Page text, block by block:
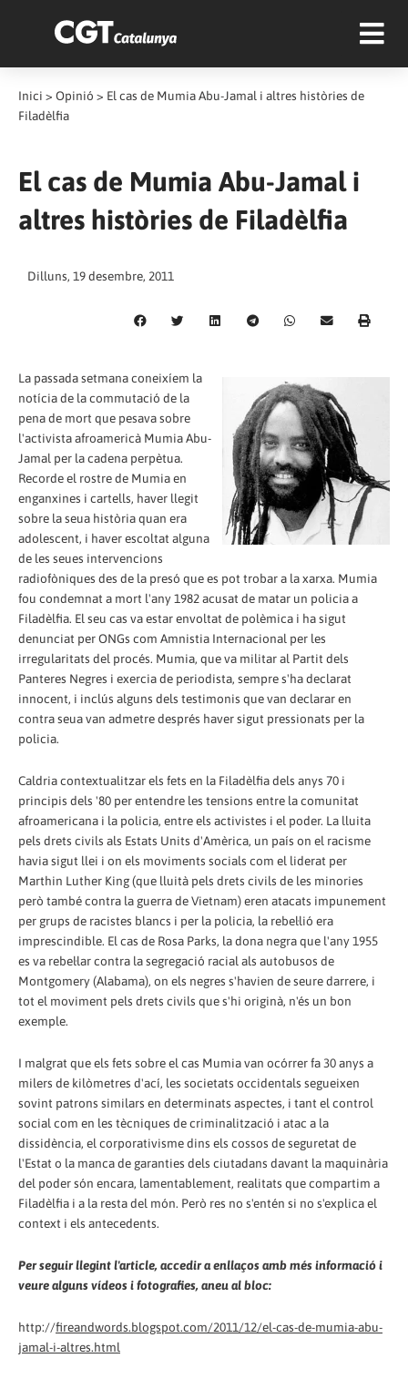
Inici > Opinió > El cas de Mumia Abu-Jamal i altres històries de
Filadèlfia
El cas de Mumia Abu-Jamal i
altres històries de Filadèlfia
Dilluns, 19 desembre, 2011
La passada setmana coneixíem la
notícia de la commutació de la
pena de mort que pesava sobre
l'activista afroamericà Mumia Abu-
Jamal per la cadena perpètua.
Recorde el rostre de Mumia en
enganxines i cartells, haver llegit
sobre la seua història quan era
adolescent, i haver escoltat alguna
de les seues intervencions
radiofòniques des de la presó que es pot trobar a la xarxa. Mumia
fou condemnat a mort l'any 1982 acusat de matar un policia a
Filadèlfia. El seu cas va estar envoltat de polèmica i ha sigut
denunciat per ONGs com Amnistia Internacional per les
irregularitats del procés. Mumia, que va militar al Partit dels
Panteres Negres i exercia de periodista, sempre s'ha declarat
innocent, i inclús alguns dels testimonis que van declarar en
contra seua van admetre després haver sigut pressionats per la
policia.
Caldria contextualitzar els fets en la Filadèlfia dels anys 70 i
principis dels '80 per entendre les tensions entre la comunitat
afroamericana i la policia, entre els activistes i el poder. La lluita
pels drets civils als Estats Units d'Amèrica, un país on el racisme
havia sigut llei i on els moviments socials com el liderat per
Marthin Luther King (que lluità pels drets civils de les minories
però també contra la guerra de Vietnam) eren atacats impunement
per grups de racistes blancs i per la policia, la rebel·lió era
imprescindible. El cas de Rosa Parks, la dona negra que l'any 1955
es va rebel·lar contra la segregació racial als autobusos de
Montgomery (Alabama), on els negres s'havien de seure darrere, i
tot el moviment pels drets civils que s'hi originà, n'és un bon
exemple.
I malgrat que els fets sobre el cas Mumia van ocórrer fa 30 anys a
milers de kilòmetres d'ací, les societats occidentals segueixen
sovint patrons similars en determinats aspectes, i tant el control
social com en les tècniques de criminalització i atac a la
dissidència, el corporativisme dins els cossos de seguretat de
l'Estat o la manca de garanties dels ciutadans davant la maquinària
del poder són encara, lamentablement, realitats que compartim a
Filadèlfia i a la resta del món. Però res no s'entén si no s'explica el
context i els antecedents.
Per seguir llegint l'article, accedir a enllaços amb més informació i
veure alguns vídeos i fotografies, aneu al bloc:
http://fireandwords.blogspot.com/2011/12/el-cas-de-mumia-abu-
jamal-i-altres.html